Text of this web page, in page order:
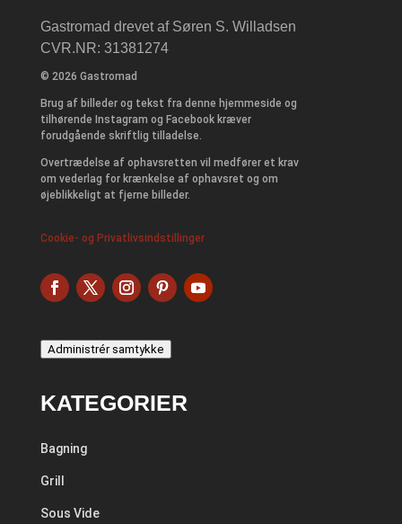
Gastromad drevet af Søren S. Willadsen
CVR.NR: 31381274
© 2026 Gastromad
Brug af billeder og tekst fra denne hjemmeside og
tilhørende Instagram og Facebook kræver
forudgående skriftlig tilladelse.
Overtrædelse af ophavsretten vil medfører et krav
om vederlag for krænkelse af ophavsret og om
øjeblikkeligt at fjerne billeder.
Cookie- og Privatlivsindstillinger
Administrér samtykke
KATEGORIER
Bagning
Grill
Sous Vide